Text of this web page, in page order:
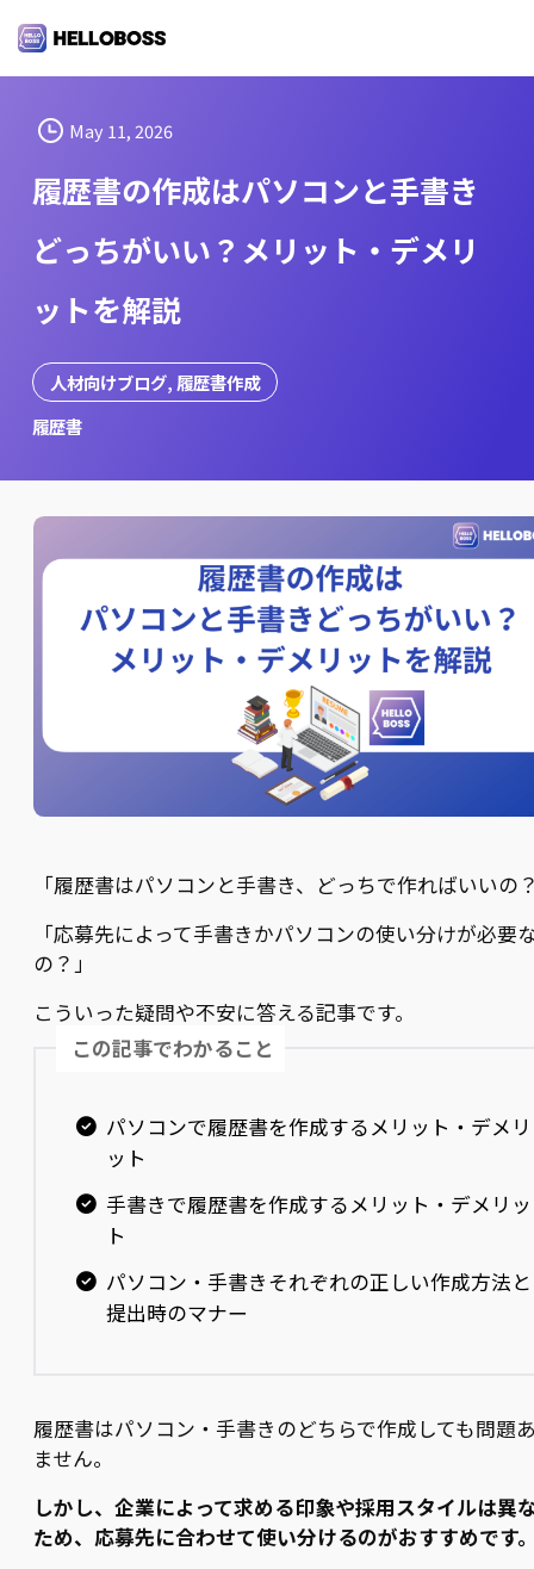
i
May 11, 2026
履歴書の作成はパソコンと手書き
どっちがいい？メリット・デメリ
ットを解説
人材向けブログ, 履歴書作成
履歴書
「履歴書はパソコンと手書き、どっちで作ればいいの
「応募先によって手書きかパソコンの使い分けが必要
の？」
こういった疑問や不安に答える記事です。
この記事でわかること
パソコンで履歴書を作成するメリット・デメリ
ット
手書きで履歴書を作成するメリット・デメリッ
ト
パソコン・手書きそれぞれの正しい作成方法と
提出時のマナー
履歴書はパソコン・手書きのどちらで作成しても問題
ません。
しかし、企業によって求める印象や採用スタイルは異
ため、応募先に合わせて使い分けるのがおすすめです